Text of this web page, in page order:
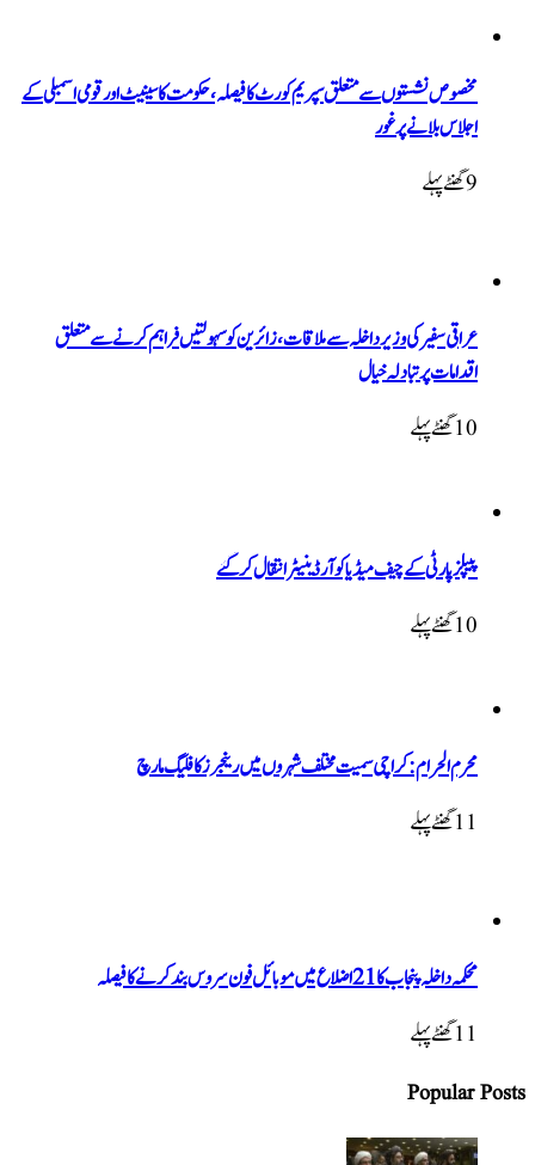
مخصوص نشستوں سے متعلق سپریم کورٹ کا فیصلہ، حکومت کا سینیٹ اور قومی اسمبلی کے
اجلاس بلانے پر غور
9 گھنٹےپہلے
عراقی سفیر کی وزیر داخلہ سے ملاقات، زائرین کو سہولتیں فراہم کرنے سے متعلق
اقدامات پر تبادلہ خیال
10 گھنٹےپہلے
پیپلزپارٹی کے چیف میڈیا کوآرڈینیٹر انتقال کرگئے
10 گھنٹےپہلے
محرم الحرام: کراچی سمیت مختلف شہروں میں رینجرز کا فلیگ مارچ
11 گھنٹےپہلے
محکمہ داخلہ پنجاب کا 21 اضلاع میں موبائل فون سروس بند کرنے کا فیصلہ
11 گھنٹےپہلے
Popular Posts